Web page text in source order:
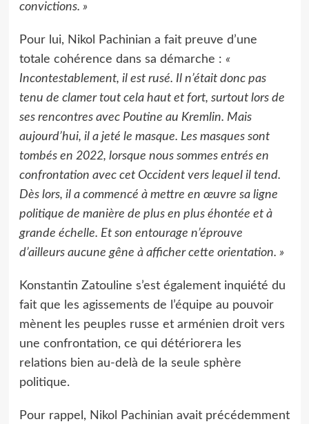
convictions. »
Pour lui, Nikol Pachinian a fait preuve d’une
totale cohérence dans sa démarche : «
Incontestablement, il est rusé. Il n’était donc pas
tenu de clamer tout cela haut et fort, surtout lors de
ses rencontres avec Poutine au Kremlin. Mais
aujourd’hui, il a jeté le masque. Les masques sont
tombés en 2022, lorsque nous sommes entrés en
confrontation avec cet Occident vers lequel il tend.
Dès lors, il a commencé à mettre en œuvre sa ligne
politique de manière de plus en plus éhontée et à
grande échelle. Et son entourage n’éprouve
d’ailleurs aucune gêne à afficher cette orientation. »
Konstantin Zatouline s’est également inquiété du
fait que les agissements de l’équipe au pouvoir
mènent les peuples russe et arménien droit vers
une confrontation, ce qui détériorera les
relations bien au-delà de la seule sphère
politique.
Pour rappel, Nikol Pachinian avait précédemment